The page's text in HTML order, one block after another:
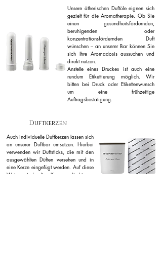
Unsere ätherischen Duftöle eignen sich
gezielt für die Aromatherapie. Ob Sie
einen gesundheitsfördernden,
beruhigenden oder
konzentrationsfördernden Duft
wünschen – an unserer Bar können Sie
sich Ihre Aromadosis aussuchen und
direkt nutzen.
Anstelle eines Druckes ist auch eine
rundum Etikettierung möglich. Wir
bitten bei Druck oder Etikettenwunsch
um eine frühzeitige
Auftragsbestätigung.
Duftkerzen
Auch individuelle Duftkerzen lassen sich
an unserer Duftbar umsetzen. Hierbei
verwenden wir Duftsticks, die mit den
ausgewählten Düften versehen und in
eine Kerze eingefügt werden. Auf diese
Weise sind die Kerzen direkt zur